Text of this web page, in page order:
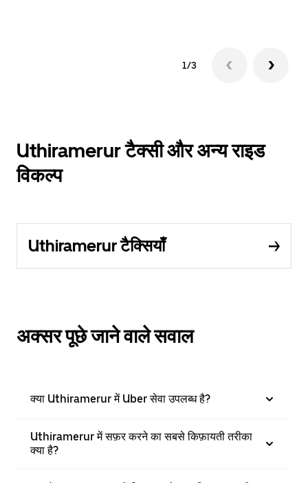
1/3
Uthiramerur टैक्सी और अन्य राइड
विकल्प
Uthiramerur टैक्सियाँ
अक्सर पूछे जाने वाले सवाल
क्या Uthiramerur में Uber सेवा उपलब्ध है?
Uthiramerur में सफ़र करने का सबसे किफ़ायती तरीका
क्या है?